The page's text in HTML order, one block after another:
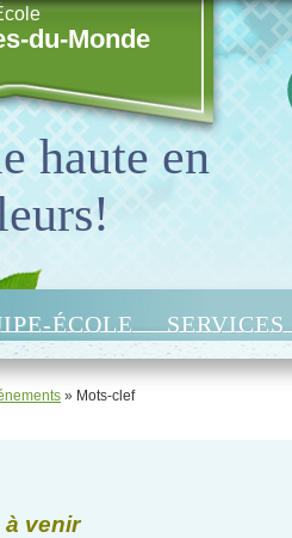
du-Monde
haute en
ÉCOLE SERVICES
» Mots-clef
à venir